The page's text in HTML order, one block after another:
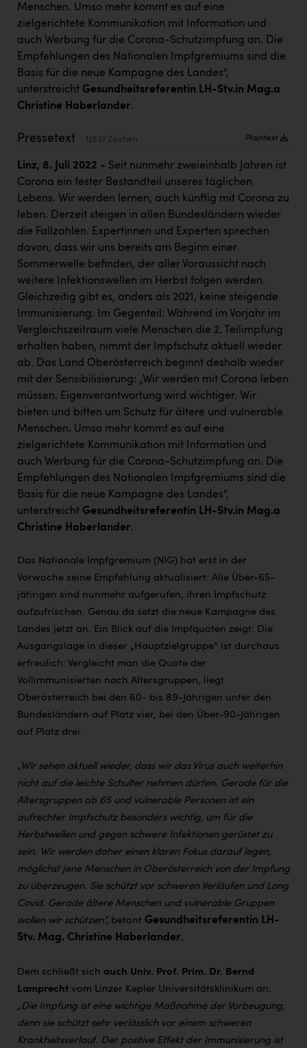
Maximarkt
Oldtimer Raststationen und Motorhotels
Österreichischer Kachelofenverband
Passage Linz
PEZ
PÜSPÖK
REMAX
RE/MAX Welcome
Resch&Frisch
RUBBLE MASTER
Ruderclub Wels
SCRI - Salzburg Cancer Research Institute
SCHMACHTL GmbH
Schwingshandl - automation technology gmbh
Smurfit Westrock Nettingsdorf
TGW Logistics
TRAILOMAT & Cycling Austria
VERITAS
Vorlagenportal
Wir besiegen Krebs
Wirtschaftskammer OÖ
ZGONC
ZULuft - Zukunft Luft Austria
Österreichisches Hebammengremium
Dopgas
kunden basics
Menschen. Umso mehr kommt es auf eine
zielgerichtete Kommunikation mit Information und
auch Werbung für die Corona-Schutzimpfung an. Die
Empfehlungen des Nationalen Impfgremiums sind die
Basis für die neue Kampagne des Landes“,
unterstreicht Gesundheitsreferentin LH-Stv.in Mag.a
Christine Haberlander.
Pressetext 12532 Zeichen Plaintext
Linz, 8. Juli 2022 - Seit nunmehr zweieinhalb Jahren ist
Corona ein fester Bestandteil unseres täglichen
Lebens. Wir werden lernen, auch künftig mit Corona zu
leben. Derzeit steigen in allen Bundesländern wieder
die Fallzahlen. Expertinnen und Experten sprechen
davon, dass wir uns bereits am Beginn einer
Sommerwelle befinden, der aller Voraussicht nach
weitere Infektionswellen im Herbst folgen werden.
Gleichzeitig gibt es, anders als 2021, keine steigende
Immunisierung. Im Gegenteil: Während im Vorjahr im
Vergleichszeitraum viele Menschen die 2. Teilimpfung
erhalten haben, nimmt der Impfschutz aktuell wieder
ab. Das Land Oberösterreich beginnt deshalb wieder
mit der Sensibilisierung: „Wir werden mit Corona leben
müssen. Eigenverantwortung wird wichtiger. Wir
bieten und bitten um Schutz für ältere und vulnerable
Menschen. Umso mehr kommt es auf eine
zielgerichtete Kommunikation mit Information und
auch Werbung für die Corona-Schutzimpfung an. Die
Empfehlungen des Nationalen Impfgremiums sind die
Basis für die neue Kampagne des Landes“,
unterstreicht Gesundheitsreferentin LH-Stv.in Mag.a
Christine Haberlander.
Das Nationale Impfgremium (NIG) hat erst in der
Vorwoche seine Empfehlung aktualisiert: Alle Über-65-
jährigen sind nunmehr aufgerufen, ihren Impfschutz
aufzufrischen. Genau da setzt die neue Kampagne des
Landes jetzt an. Ein Blick auf die Impfquoten zeigt: Die
Ausgangslage in dieser „Hauptzielgruppe“ ist durchaus
erfreulich: Vergleicht man die Quote der
Vollimmunisierten nach Altersgruppen, liegt
Oberösterreich bei den 60- bis 89-Jährigen unter den
Bundesländern auf Platz vier, bei den Über-90-Jährigen
auf Platz drei.
„Wir sehen aktuell wieder, dass wir das Virus auch weiterhin
nicht auf die leichte Schulter nehmen dürfen. Gerade für die
Altersgruppen ab 65 und vulnerable Personen ist ein
aufrechter Impfschutz besonders wichtig, um für die
Herbstwellen und gegen schwere Infektionen gerüstet zu
sein. Wir werden daher einen klaren Fokus darauf legen,
möglichst jene Menschen in Oberösterreich von der Impfung
zu überzeugen. Sie schützt vor schweren Verläufen und Long
Covid. Gerade ältere Menschen und vulnerable Gruppen
wollen wir schützen“, betont Gesundheitsreferentin LH-
Stv. Mag. Christine Haberlander.
Dem schließt sich auch Univ. Prof. Prim. Dr. Bernd
Lamprecht vom Linzer Kepler Universitätsklinikum an:
„Die Impfung ist eine wichtige Maßnahme der Vorbeugung,
denn sie schützt sehr verlässlich vor einem schweren
Krankheitsverlauf. Der positive Effekt der Immunisierung ist